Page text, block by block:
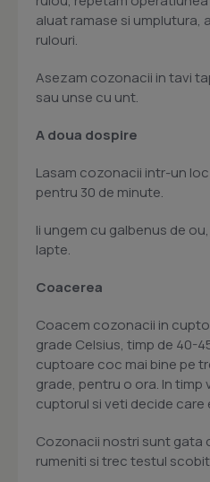
aluat ramase si umplutura,
rulouri.
Asezam cozonacii in tavi
sau unse cu unt.
A doua dospire
Lasam cozonacii intr-un
pentru 30 de minute.
Ii ungem cu galbenus de
lapte.
Coacerea
Coacem cozonacii in
grade Celsius, timp de 40-
cuptoare coc mai bine pe
grade, pentru o ora. In
cuptorul si veti decide care
Cozonacii nostri sunt gata
rumeniti si trec testul